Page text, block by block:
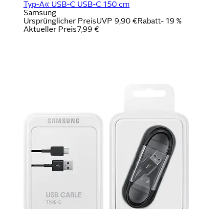
Typ-A« USB-C USB-C 150 cm
Samsung
Ursprünglicher PreisUVP 9,90 €Rabatt- 19 %
Aktueller Preis7,99 €